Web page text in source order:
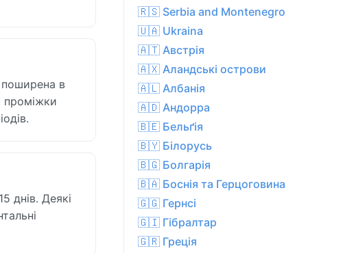
в
проміжки
днів. Деякі
🇷🇸 Serbia and Montenegro
🇺🇦 Ukraina
🇦🇹 Австрія
🇦🇽 Аландські острови
🇦🇱 Албанія
🇦🇩 Андорра
🇧🇪 Бельґія
🇧🇾 Білорусь
🇧🇬 Болгарія
🇧🇦 Боснія та Герцоговина
🇬🇬 Гернсі
🇬🇮 Гібралтар
🇬🇷 Греція